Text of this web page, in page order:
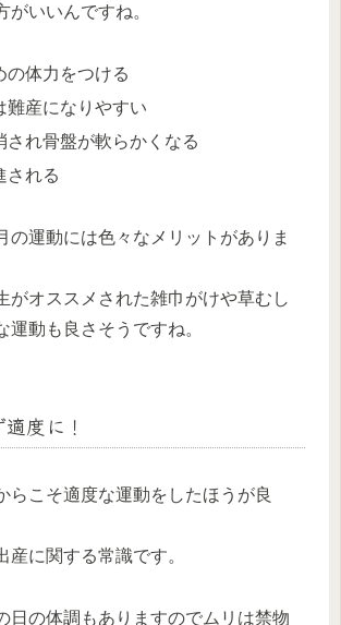
がいいんですね。
の体力をつける
難産になりやすい
され骨盤が軟らかくなる
される
の運動には色々なメリットがありま
がオススメされた雑巾がけや草むし
運動も良さそうですね。
度に！
らこそ適度な運動をしたほうが良
産に関する常識です。
日の体調もありますのでムリは禁物